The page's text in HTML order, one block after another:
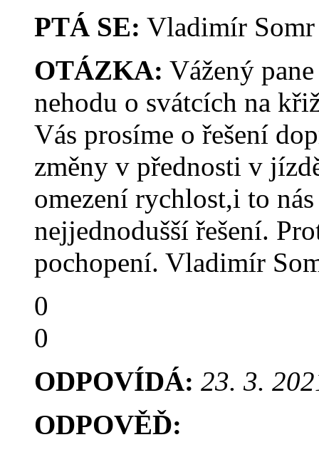
PTÁ SE: Vladimír
OTÁZKA: Vážený
nehodu o svátcích na
Vás prosíme o řešení
změny v přednosti v
omezení rychlost,i to
nejjednodušší řešení.
pochopení. Vladimír
0
0
ODPOVÍDÁ: 23. 3.
ODPOVĚĎ: